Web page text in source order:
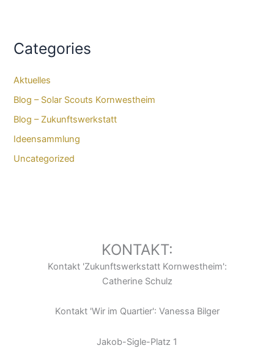
Categories
Aktuelles
Blog – Solar Scouts Kornwestheim​
Blog – Zukunftswerkstatt
Ideensammlung
Uncategorized
KONTAKT:
Kontakt 'Zukunftswerkstatt Kornwestheim':
Catherine Schulz
Kontakt 'Wir im Quartier': Vanessa Bilger
Jakob-Sigle-Platz 1